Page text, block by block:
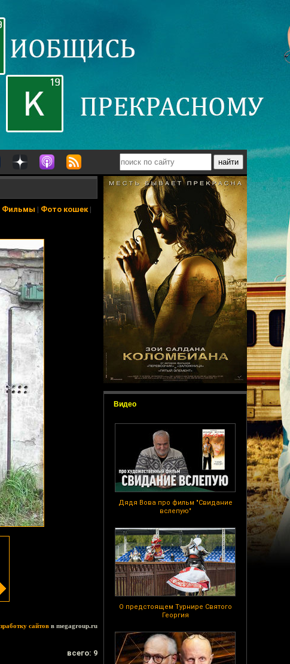
Видео
Дядя Вова про фильм "Свидание
вслепую"
О предстоящем Турнире Святого
Георгия
Фильмы | Фото кошек|
сайтов в megagroup.ru
всего: 9